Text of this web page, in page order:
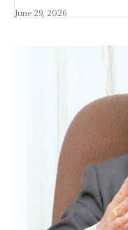
June 29, 2026